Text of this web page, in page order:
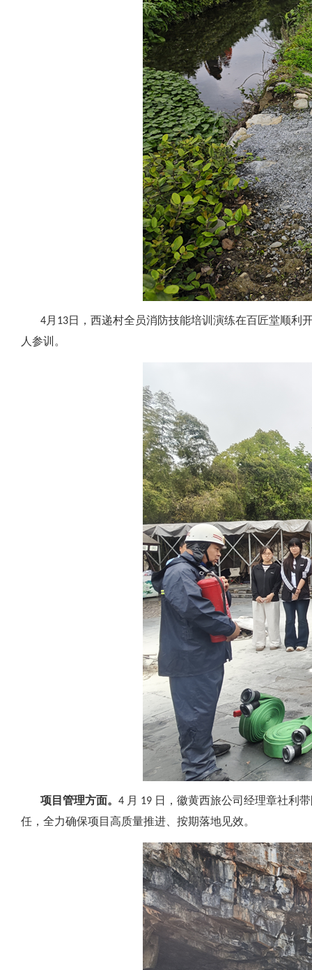
4月13日，西递村全员消防技能培训演练在百匠堂顺利
人参训。
项目管理方面。 4 月 19 日，徽黄西旅公司经理章社利
任，全力确保项目高质量推进、按期落地见效。